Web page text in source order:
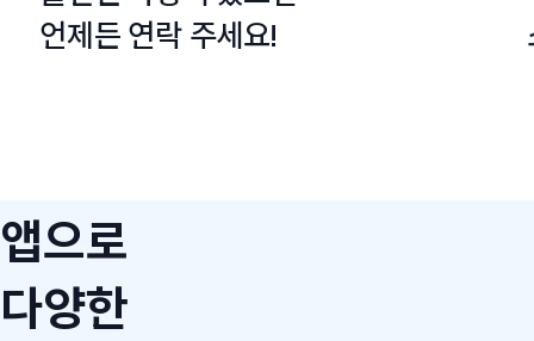
언제든 연락 주세요!
앱으로
다양한